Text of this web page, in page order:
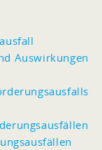
Auswirkungen